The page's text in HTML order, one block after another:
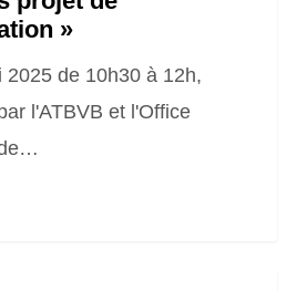
»
2025 de 10h30 à 12h,
l'ATBVB et l'Office